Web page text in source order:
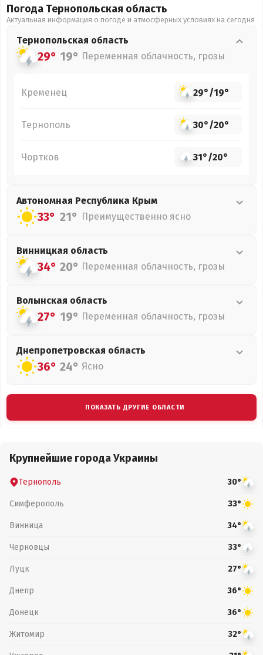
Погода Тернопольская область
Актуальная информация о погоде и атмосферных условиях на сегодня
Тернопольская область
29° 19° Переменная облачность, грозы
Кременец 29°/19°
Тернополь 30°/20°
Чортков 31°/20°
Автономная Республика Крым
33° 21° Преимущественно ясно
Винницкая область
34° 20° Переменная облачность, грозы
Волынская область
27° 19° Переменная облачность, грозы
Днепропетровская область
36° 24° Ясно
ПОКАЗАТЬ ДРУГИЕ ОБЛАСТИ
Крупнейшие города Украины
Тернополь 30°
Симферополь 33°
Винница 34°
Черновцы 33°
Луцк 27°
Днепр 36°
Донецк 36°
Житомир 32°